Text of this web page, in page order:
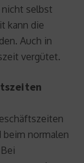
selbst
kann die
Auch in
vergütet.
normalen